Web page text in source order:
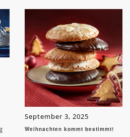
September 3, 2025
Weihnachten kommt bestimmt!